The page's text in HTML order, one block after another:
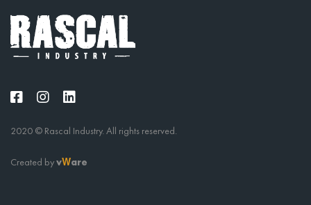
2020 © Rascal Industry. All rights reserved.
Created byvWare